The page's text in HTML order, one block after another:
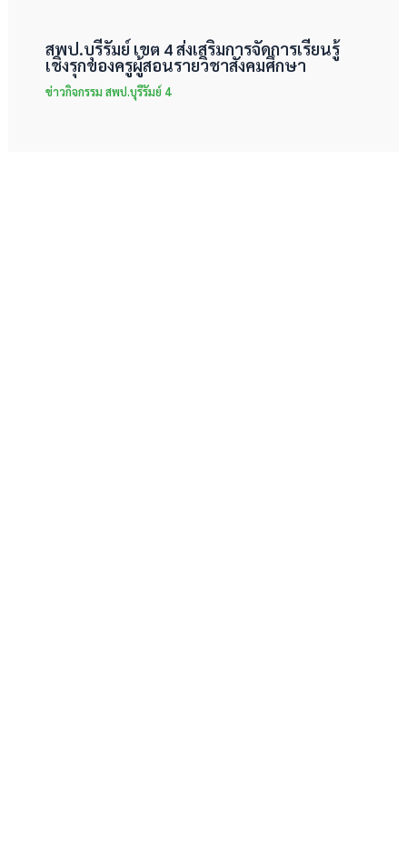
สพป.บุรีรัมย์ เขต 4 ส่งเสริมการจัดการเรียนรู้
เชิงรุกของครูผู้สอนรายวิชาสังคมศึกษา
ข่าวกิจกรรม สพป.บุรีรัมย์ 4